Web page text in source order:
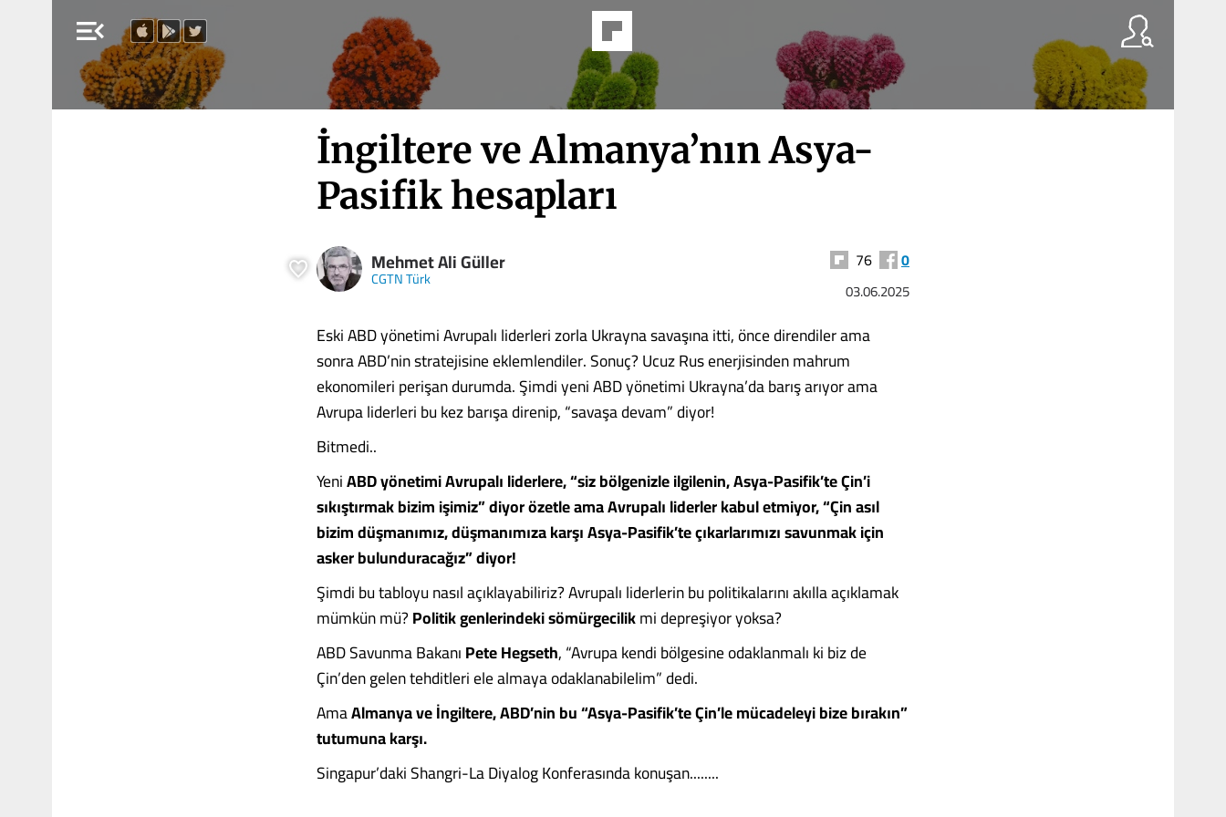
menu_open
İngiltere ve Almanya’nın Asya-
Pasifik hesapları
Mehmet Ali Güller
CGTN Türk
76 0
03.06.2025
Eski ABD yönetimi Avrupalı liderleri zorla Ukrayna savaşına itti, önce direndiler ama
sonra ABD’nin stratejisine eklemlendiler. Sonuç? Ucuz Rus enerjisinden mahrum
ekonomileri perişan durumda. Şimdi yeni ABD yönetimi Ukrayna’da barış arıyor ama
Avrupa liderleri bu kez barışa direnip, “savaşa devam” diyor!
Bitmedi..
YeniABD yönetimi Avrupalı liderlere, “siz bölgenizle ilgilenin, Asya-Pasifik’te Çin’i
sıkıştırmak bizim işimiz” diyor özetle ama Avrupalı liderler kabul etmiyor, “Çin asıl
bizim düşmanımız, düşmanımıza karşı Asya-Pasifik’te çıkarlarımızı savunmak için
asker bulunduracağız” diyor!
Şimdi bu tabloyu nasıl açıklayabiliriz? Avrupalı liderlerin bu politikalarını akılla açıklamak
mümkün mü?Politik genlerindeki sömürgecilikmi depreşiyor yoksa?
ABD Savunma BakanıPete Hegseth, “Avrupa kendi bölgesine odaklanmalı ki biz de
Çin’den gelen tehditleri ele almaya odaklanabilelim” dedi.
AmaAlmanya ve İngiltere, ABD’nin bu “Asya-Pasifik’te Çin’le mücadeleyi bize bırakın”
tutumuna karşı.
Singapur’daki Shangri-La Diyalog Konferasında konuşan........